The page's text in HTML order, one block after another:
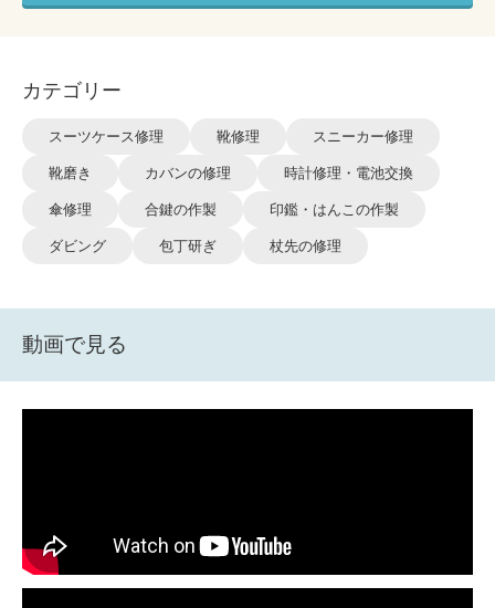
カテゴリー
スーツケース修理 靴修理 スニーカー修理
靴磨き カバンの修理 時計修理・電池交換
傘修理 合鍵の作製 印鑑・はんこの作製
ダビング 包丁研ぎ 杖先の修理
動画で見る